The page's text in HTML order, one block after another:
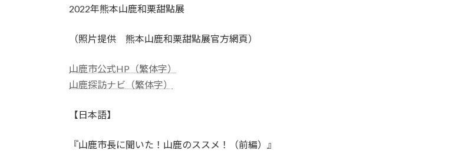
2022年熊本山鹿和栗甜點展
（照片提供 熊本山鹿和栗甜點展官方網頁）
山鹿市公式HP（繁体字）
山鹿探訪ナビ（繁体字）
【日本語】
『山鹿市長に聞いた！山鹿のススメ！（前編）』